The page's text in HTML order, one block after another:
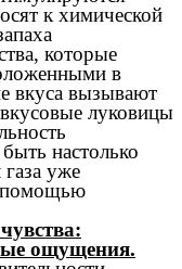
к химической
которые
в
вкуса вызывают
луковицы
настолько
уже
помощью
ощущения.